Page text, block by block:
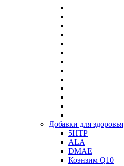
Добавки для здоровья
5HTP
ALA
DMAE
Коэнзим Q10